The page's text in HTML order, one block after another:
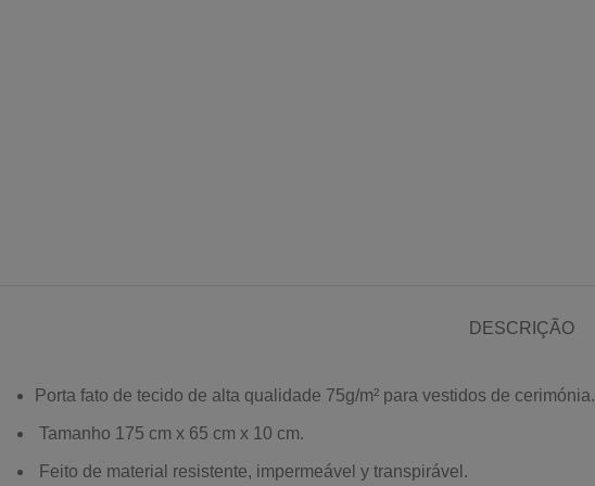
DESCRIÇÃO
Porta fato de tecido de alta qualidade 75g/m² para vestidos de cerimónia.
Tamanho 175 cm x 65 cm x 10 cm.
Feito de material resistente, impermeável y transpirável.